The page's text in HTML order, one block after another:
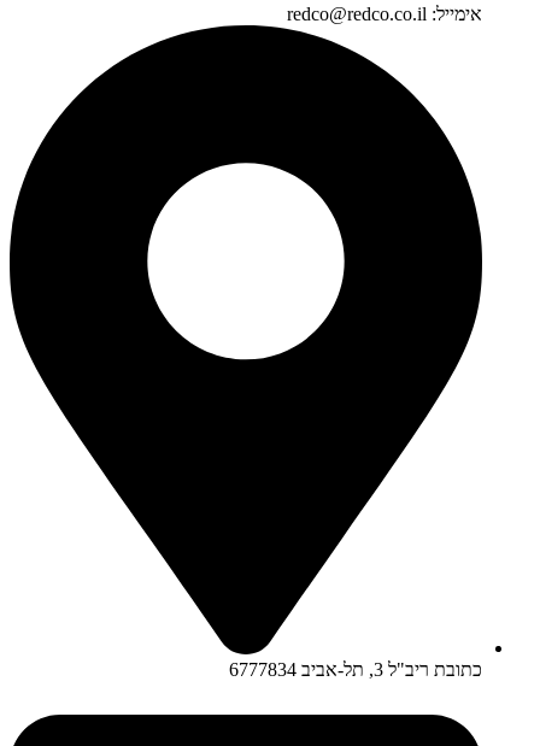
אימייל: redco@redco.co.il
כתובת ריב"ל 3, תל-אביב 6777834